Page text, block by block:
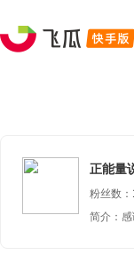
正能量
粉丝数：